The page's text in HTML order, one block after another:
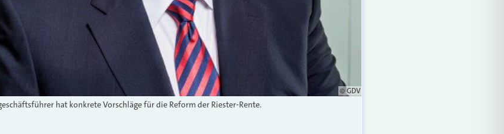
© GDV
hat konkrete Vorschläge für die Reform der Riester-Rente.